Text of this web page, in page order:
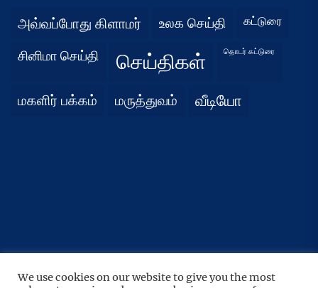
அவ்வப்போது கிளாமர் உலக செய்தி கட்டுரை
சினிமா செய்தி செய்திகள் தொடர் கட்டுரை
மகளிர் பக்கம் மருத்துவம் வீடியோ
Copyright © 2026நிதர்சனம்.All rights reserved.
We use cookies on our website to give you the most